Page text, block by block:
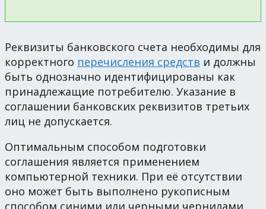
Реквизиты банковского счета необходимы для
корректного перечисления средств и должны
быть однозначно идентифицированы как
принадлежащие потребителю. Указание в
соглашении банковских реквизитов третьих
лиц не допускается.
Оптимальным способом подготовки
соглашения является применением
компьютерной техники. При её отсутствии
оно может быть выполнено рукописным
способом синими или черными чернилами.